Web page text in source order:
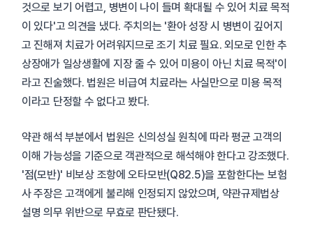
것으로 보기 어렵고, 병변이 나이 들며 확대될 수 있어 치료 목적
이 있다'고 의견을 냈다. 주치의는 '환아 성장 시 병변이 깊어지
고 진해져 치료가 어려워지므로 조기 치료 필요. 외모로 인한 추
상장애가 일상생활에 지장 줄 수 있어 미용이 아닌 치료 목적'이
라고 진술했다. 법원은 비급여 치료라는 사실만으로 미용 목적
이라고 단정할 수 없다고 봤다.
약관 해석 부분에서 법원은 신의성실 원칙에 따라 평균 고객의
이해 가능성을 기준으로 객관적으로 해석해야 한다고 강조했다.
'점(모반)' 비보상 조항에 오타모반(Q82.5)을 포함한다는 보험
사 주장은 고객에게 불리해 인정되지 않았으며, 약관규제법상
설명 의무 위반으로 무효로 판단됐다.